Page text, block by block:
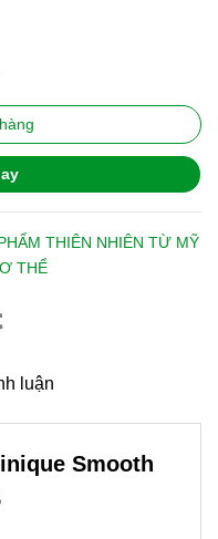
THIÊN NHIÊN TỪ MỸ
THỂ
luận
Smooth